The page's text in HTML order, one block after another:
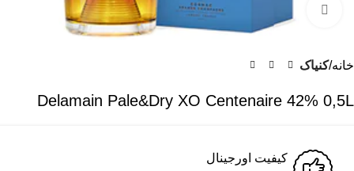
برای بزرگنمایی کلیک کنید
خانه کنیاک
Delamain Pale&Dry XO Centenaire 42% 0,5L
کیفیت اورجینال